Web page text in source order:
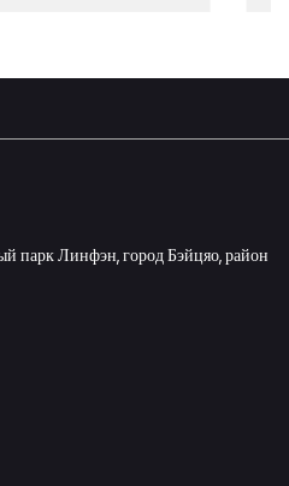
парк Линфэн, город Бэйцяо, район